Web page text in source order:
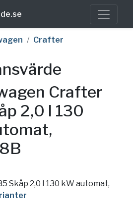
Crafter
Crafter
2,0 l 130
Skåp 2,0 l 130 kW automat,